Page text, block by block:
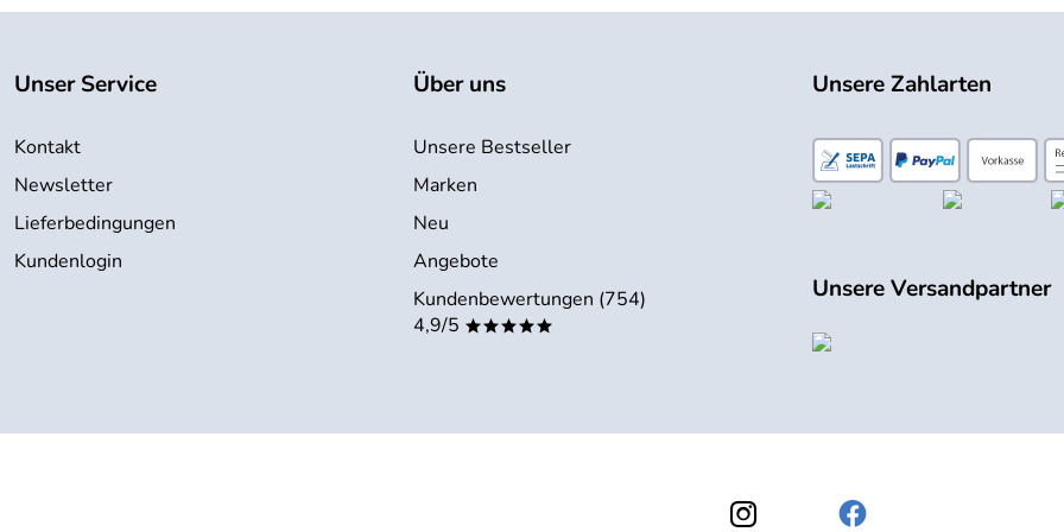
Unser Service
Kontakt
Newsletter
Lieferbedingungen
Kundenlogin
Über uns
Unsere Bestseller
Marken
Neu
Angebote
Kundenbewertungen (754)
4,9/5 *****
Unsere Zahlarten
Unsere Versandpartner